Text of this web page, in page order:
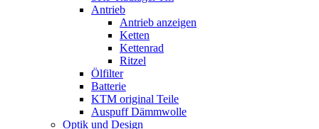
Antrieb
Antrieb anzeigen
Ketten
Kettenrad
Ritzel
Ölfilter
Batterie
KTM original Teile
Auspuff Dämmwolle
Optik und Design